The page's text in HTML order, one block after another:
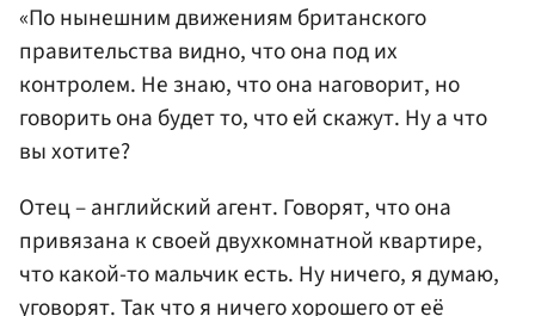
«По нынешним движениям британского
правительства видно, что она под их
контролем. Не знаю, что она наговорит, но
говорить она будет то, что ей скажут. Ну а что
вы хотите?
Отец – английский агент. Говорят, что она
привязана к своей двухкомнатной квартире,
что какой-то мальчик есть. Ну ничего, я думаю,
уговорят. Так что я ничего хорошего от её